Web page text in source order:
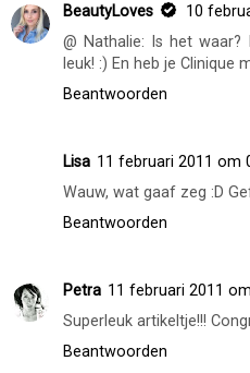
die het clinique
enquete werd
verzorgingsproducten
Daarna kwam er een heel
BeautyLoves
10
@ Nathalie: Is het waar?
leuk! :) En heb je Clinique
Lisa 11 februari 2011 om
Wauw, wat gaaf zeg :D